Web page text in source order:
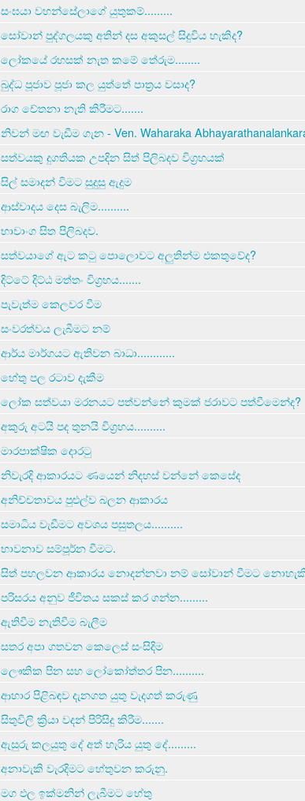
සංඝයා වහන්සේලාගේ යුතුකම්.........
සෝවාන් පුද්ගලයකු අතින් දස අකුසල් සිදුවිය හැකිද?
ලෝකයේ රහසක් නැත කමේ තේරුම........
බුද්ධ පූජාව පූජා කල යුත්තේ පාත්‍රය වසාද?
රාග චේතනා නැති කිරීමට.......
නිවන් මඟ වැඩීම ගැන - Ven. Waharaka
සත්වයකු දුගතියක උපදින සිත් පිලිබදව විග්‍රහයක්
සිල් සමාදන් විමට සුදුසු ඇදුම
ආස්වාදය දෙස බැලිම..........
භාවාංග සිත පිලිබදව.
සත්වයාගේ ඇට කටු පොලොවට අලුතින්ම එකතුවේද?
දිට්ටේ දිට්ඨ මත්තං විග්‍රහය.......
පැවැත්ම කෙලවර වීම
සංවරත්වය ලැබීමට නම්
ආර්ය මාර්ගයට ඇතිවන බාධා............
හේතු පල රටාව දැකීම
ලෝක සත්වයා මරනයට පත්වන්නේ කුමක් ජරාවට පත්වීමෙන්ද?
අකුරු අටයි පද තුනයි විග්‍රහය..........
මාරපාක්ෂික දොරටු
නිවැරදි ආකාරයට ණයෙන් නිදහස් වන්නේ කෙසේද
අනිච්චතාවය පුළුල්ව බලන ආකාරය
සමාධිය වැඩීමට අවශය පසුතලය..........
භාවනාව සම්පූර්න වීමට.
සිත් පහලවන ආකාරය නොදන්නවා නම් සෝවාන් වීමට
පරිසරය අනුව ජීවිතය සකස් කර ගන්න.........
ඇතිවීම නැතිවීම බැලීම
සතර අපා ගතවන කෙලෙස් සංසිදිම
ලෞකික පින සහ ලෝකෝත්තර පින..........
ආහාර පිළිබඳව දැනගත යුතු වැදගත් කරුණු
සිතුවිලි ක්‍රියා වදන් පිරිසිදු කිරීම.......
ඇසුරු කලයුතු දේ අත් හැරිය යුතු දේ.........
අනාවැකි වැරදිමට හේතුවන කරුනු.
මග ඵල ඉක්මනින් ලැබීමට හේතු